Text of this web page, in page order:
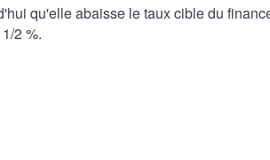
qu'elle abaisse le taux cible du
2 %.